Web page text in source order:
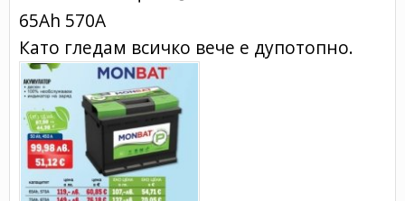
65Ah 570A
Като гледам всичко вече е дупотопно.